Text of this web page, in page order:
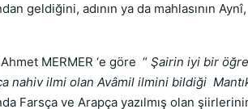
geldiğini, adının ya da mahlasının
MERMER ‘e göre “ Şairin iyi bir
nahiv ilmi olan Avâmil ilmini bildiği
Farsça ve Arapça yazılmış olan